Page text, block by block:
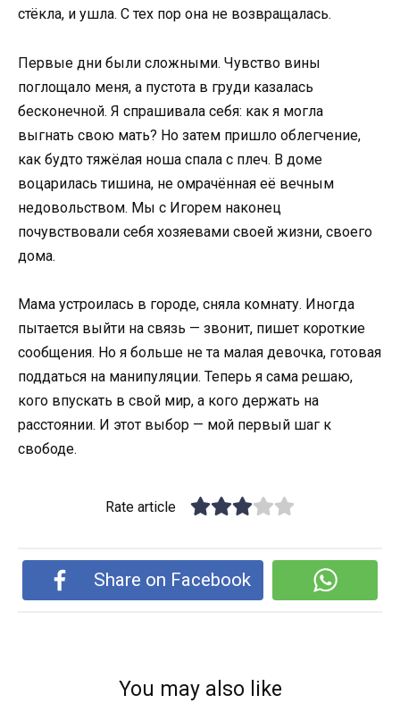
стёкла, и ушла. С тех пор она не возвращалась.
Первые дни были сложными. Чувство вины
поглощало меня, а пустота в груди казалась
бесконечной. Я спрашивала себя: как я могла
выгнать свою мать? Но затем пришло облегчение,
как будто тяжёлая ноша спала с плеч. В доме
воцарилась тишина, не омрачённая её вечным
недовольством. Мы с Игорем наконец
почувствовали себя хозяевами своей жизни, своего
дома.
Мама устроилась в городе, сняла комнату. Иногда
пытается выйти на связь — звонит, пишет короткие
сообщения. Но я больше не та малая девочка, готовая
поддаться на манипуляции. Теперь я сама решаю,
кого впускать в свой мир, а кого держать на
расстоянии. И этот выбор — мой первый шаг к
свободе.
Rate article
Share on Facebook
You may also like